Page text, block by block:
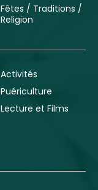
Fêtes / Traditions /
Religion
Activités
Puériculture
Lecture et Films